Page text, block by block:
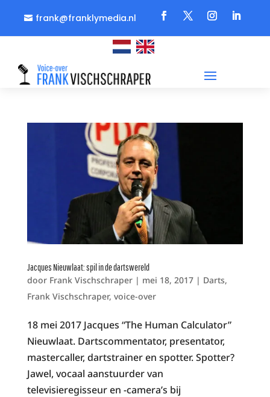
 frank@franklymedia.nl
Jacques Nieuwlaat: spil in de dartswereld
door Frank Vischschraper| mei 18, 2017| Darts,
Frank Vischschraper, voice-over
18 mei 2017 Jacques “The Human Calculator”
Nieuwlaat. Dartscommentator, presentator,
mastercaller, dartstrainer en spotter. Spotter?
Jawel, vocaal aanstuurder van
televisieregisseur en -camera’s bij